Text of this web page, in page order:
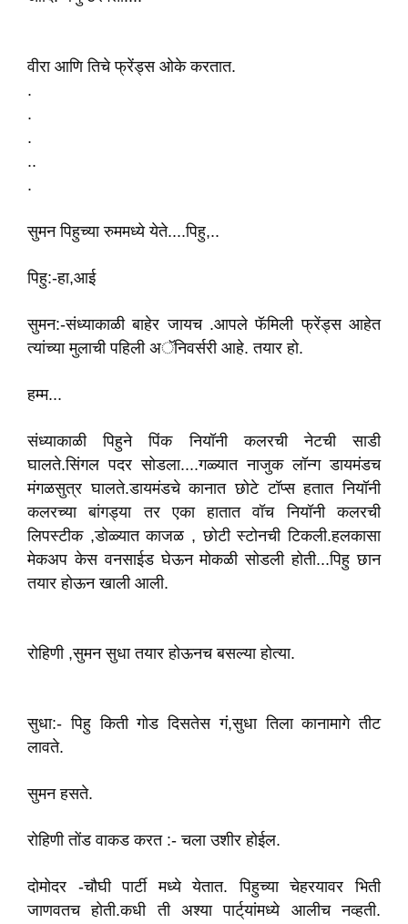
वी‌रा आणि तिचे फ्रेंड्स ओके‌ करतात.
.
.
.
..
.
सुमन पिहुच्या रुममध्ये येते....पिहु,..
पिहु:-हा,आई
सुमन:-संध्याकाळी बाहेर जायच .आपले फॅमिली फ्रेंड्स आहेत‌
त्यांच्या मुलाची पहिली अॅनिवर्सरी आहे. तयार हो.
हम्म...
संध्याकाळी पिहुने पिंक नि‌यॉनी कलरची नेटची साडी
घालते.सिंगल पदर सोडला....गळ्यात नाजुक लॉन्ग डायमंडच
मंगळसुत्र घालते.डायमंडचे कानात छोटे टॉप्स हतात नियॉनी
कलरच्या बांगड्या तर‌ एका हातात वॉच नियॉनी कलरची
लिपस्टीक ,डोळ्यात‌ काजळ , छोटी स्टोनची‌ टिकली.हलकासा
मेकअप केस वनसाईड घेऊन मोकळी सोडली होती...पिहु छान
तयार होऊन खाली आली.
रोहिणी ,सुमन सुधा तयार होऊनच बसल्या‌ होत्या.
सुधा:- पिहु किती गोड दिसतेस‌ गं,सुधा तिला कानामागे तीट
लावते.
सुमन हसते.
रोहिणी तोंड वाकड करत :- चला उशीर होईल.
दोमोदर -चौघी पार्टी मध्ये येतात. पिहुच्या चेहरयावर भिती
जाणवतच होती.कधी ती अश्या पार्ट्‌यांमध्ये आलीच नव्हती.